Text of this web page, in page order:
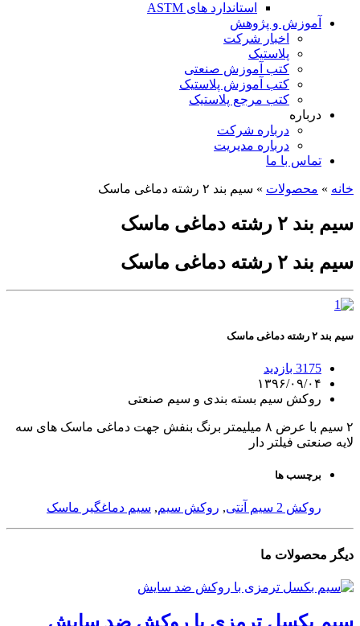
استاندارد های ASTM
آموزش و پژوهش
اخبار شرکت
پلاستیک
کتب آموزش صنعتی
کتب آموزش پلاستیک
کتب مرجع پلاستیک
درباره
درباره شرکت
درباره مدیریت
تماس با ما
خانه » محصولات » سیم بند ۲ رشته دماغی ماسک
سیم بند ۲ رشته دماغی ماسک
سیم بند ۲ رشته دماغی ماسک
سیم بند ۲ رشته دماغی ماسک
3175 بازدید
۱۳۹۶/۰۹/۰۴
روکش سیم بسته بندی و سیم صنعتی
۲ سیم با عرض ۸ میلیمتر برنگ بنفش جهت دماغی ماسک های سه
لایه صنعتی فیلتر دار
برچسب ها
روکش 2 سیم آنتی , روکش سیم, سیم دماغگیر ماسک
دیگر محصولات ما